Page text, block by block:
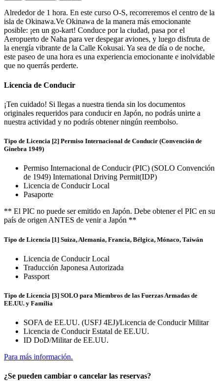
Alrededor de 1 hora. En este curso O-S, recorreremos el centro de la
isla de Okinawa.Ve Okinawa de la manera más emocionante
posible: ¡en un go-kart! Conduce por la ciudad, pasa por el
Aeropuerto de Naha para ver despegar aviones, y luego disfruta de
la energía vibrante de la Calle Kokusai. Ya sea de día o de noche,
este paseo de una hora es una experiencia emocionante e inolvidable
que no querrás perderte.
Licencia de Conducir
¡Ten cuidado! Si llegas a nuestra tienda sin los documentos
originales requeridos para conducir en Japón, no podrás unirte a
nuestra actividad y no podrás obtener ningún reembolso.
Tipo de Licencia [2] Permiso Internacional de Conducir (Convención de
Ginebra 1949)
Permiso Internacional de Conducir (PIC) (SOLO Convención
de 1949) International Driving Permit(IDP)
Licencia de Conducir Local
Pasaporte
** El PIC no puede ser emitido en Japón. Debe obtener el PIC en su
país de origen ANTES de venir a Japón **
Tipo de Licencia [1] Suiza, Alemania, Francia, Bélgica, Mónaco, Taiwán
Licencia de Conducir Local
Traducción Japonesa Autorizada
Passport
Tipo de Licencia [3] SOLO para Miembros de las Fuerzas Armadas de
EE.UU. y Familia
SOFA de EE.UU. (USFJ 4EJ)/Licencia de Conducir Militar
Licencia de Conducir Estatal de EE.UU.
ID DoD/Militar de EE.UU.
Para más información.
¿Se pueden cambiar o cancelar las reservas?